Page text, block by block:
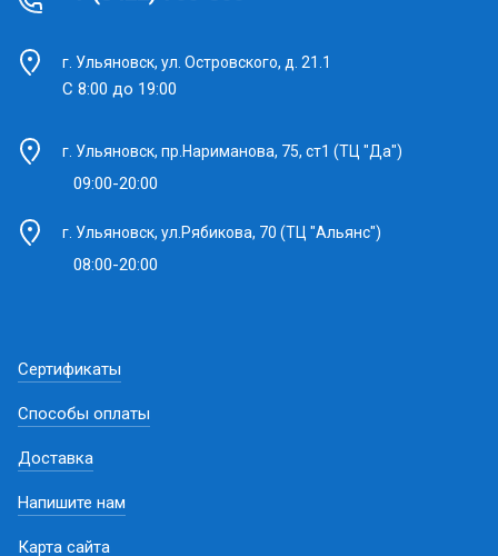
г. Ульяновск, ул. Островского, д. 21.1
С 8:00 до 19:00
г. Ульяновск, пр.Нариманова, 75, ст1 (ТЦ "Да")
09:00-20:00
г. Ульяновск, ул.Рябикова, 70 (ТЦ "Альянс")
08:00-20:00
Сертификаты
Способы оплаты
Доставка
Напишите нам
Карта сайта